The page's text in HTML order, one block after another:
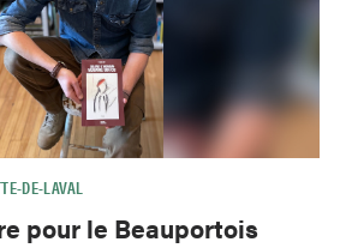
DE-LAVAL
pour le Beauportois